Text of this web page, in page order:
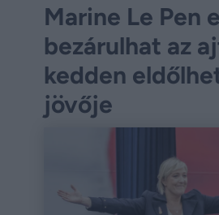
Marine Le Pen
bezárulhat az
kedden
jövője